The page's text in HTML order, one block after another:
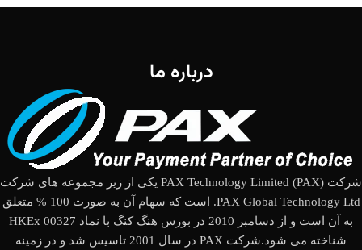
درباره ما
شرکت (PAX Technology Limited (PAX یکی از زیر مجموعه های شرکت
PAX Global Technology Ltd. است که سهام آن به صورت 100 % متعلق
به آن است و از دسامبر 2010 در بورس هنگ کنگ با نماد HKEx 00327
شناخته می شود.شرکت PAX در سال 2001 تاسیس شد و در زمینه